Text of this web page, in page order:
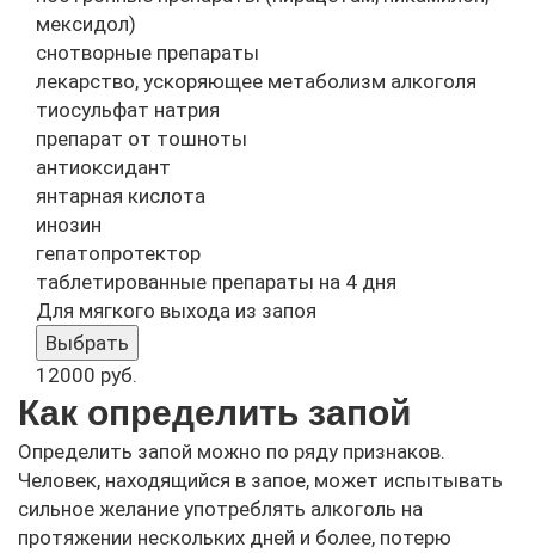
мексидол)
снотворные препараты
лекарство, ускоряющее метаболизм алкоголя
тиосульфат натрия
препарат от тошноты
антиоксидант
янтарная кислота
инозин
гепатопротектор
таблетированные препараты на 4 дня
Для мягкого выхода из запоя
Выбрать
12000 руб.
Как определить запой
Определить запой можно по ряду признаков.
Человек, находящийся в запое, может испытывать
сильное желание употреблять алкоголь на
протяжении нескольких дней и более, потерю